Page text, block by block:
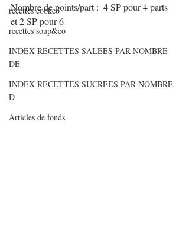
recettes cookeo
recettes soup&co
INDEX RECETTES SALEES PAR NOMBRE
DE
INDEX RECETTES SUCREES PAR NOMBRE
D
Articles de fonds
Nombre de points/part :  4 SP pour 4 parts
et 2 SP pour 6